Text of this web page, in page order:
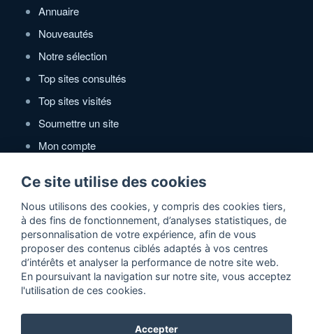
Annuaire
Nouveautés
Notre sélection
Top sites consultés
Top sites visités
Soumettre un site
Mon compte
Annuaire Actidir
Référencement gratuit sites web de qualité. Soumettre
gratuitement votre site de qualité pour être référencés dans
l'annuaire !
Qui sommes-nous ?
Contactez-nous
Conditions d'utilisation
Ce site utilise des cookies
Nous utilisons des cookies, y compris des cookies tiers,
à des fins de fonctionnement, d’analyses statistiques, de
personnalisation de votre expérience, afin de vous
proposer des contenus ciblés adaptés à vos centres
d’intérêts et analyser la performance de notre site web.
En poursuivant la navigation sur notre site, vous acceptez
l'utilisation de ces cookies.
Accepter